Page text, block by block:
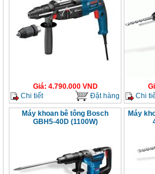
Giá: 4.790.000VND
Chi tiết
Đặt hàng
Chi
Máy khoan bê tông Bosch
GBH5-40D (1100W)
Máy